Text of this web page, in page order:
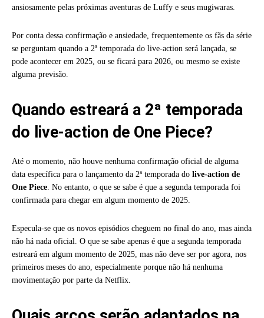
ansiosamente pelas próximas aventuras de Luffy e seus mugiwaras.
Por conta dessa confirmação e ansiedade, frequentemente os fãs da série
se perguntam quando a 2ª temporada do live-action será lançada, se
pode acontecer em 2025, ou se ficará para 2026, ou mesmo se existe
alguma previsão.
Quando estreará a 2ª temporada
do live-action de One Piece?
Até o momento, não houve nenhuma confirmação oficial de alguma
data específica para o lançamento da 2ª temporada do live-action de
One Piece. No entanto, o que se sabe é que a segunda temporada foi
confirmada para chegar em algum momento de 2025.
Especula-se que os novos episódios cheguem no final do ano, mas ainda
não há nada oficial. O que se sabe apenas é que a segunda temporada
estreará em algum momento de 2025, mas não deve ser por agora, nos
primeiros meses do ano, especialmente porque não há nenhuma
movimentação por parte da Netflix.